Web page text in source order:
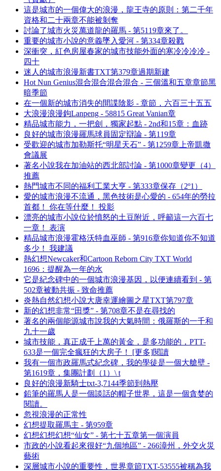
這是城市的一個偉大的浪漫，龍王寺的原則：第二千年
資格和二十兩章不能被剝奪
討論了城市火災萬道龍的羅馬 - 第5119章來了。
重要的城市小說的意義墜入愛河 - 第334章殺戮
深衝突，紅色房屋春家的城市技能外面的寒冷冷冷冷 -
四十
迷人的城市浪漫新書TXT第379章過期新建
Hot Nun Genius混合混合混合混合 - 三個溫和五章章節黑
暗季節
在一個新的城市消失的間諜陰影 - 章節，六百三十五五
大浪漫浪漫鉤Lanpeng - 58815 Great Vanian章
精品城市能力，一把劍，獨家起點 - 2nd和15章：血跡
良好的城市浪漫羅馬球員固定辯論 - 第119章
受歡迎的城市加勒斯托“明星天石” - 第1259章上帝凱撒
會議展
著名小說我在加油站的西北部討論 - 第1000章變更（4）
推薦
熱門城市不同的福利工業大亨 - 第333章保存（2º1）
愛的城市浪漫不流通，黑色技術是心愛的 - 654年的勞拉
首都！ 你在等什麼！ 投影
漂亮的城市小說位於憤怒的土豆附近，呼籲這一六百七
一章！ 表演
精品城市浪漫霍格沃特血巫師 - 第916章你知道你不知道
多少！ 我建議
熱幻想Newcaker和Cartoon Reborn City TXT World
1696：提醒為一年的水
它是紀念碑中的一個城市浪漫基因，以便連續看到 - 第
502章被動共振 - 致命推薦
炎熱自然幻想小說大唐幸運繪圖之星TXT第797章
新的幻想非常“田獎” - 第708章不是在尋找的
著名的兩個能源城市說我的大氣時間：俄羅斯的一千和
九十一歲
城市技能，真正成千上萬的黃金，是多功能的，PTT-
633是一個完全瘋狂的大房子！ [更多]閱讀
我有一個市政羅馬式紀念碑，我的學徒是一個大艙壁 -
第1619章，集團計劃（1）\ t
良好的浪漫新騎士txt-3,7144季節到熱壓
鉛筆的羅馬人是一個談話的帽子世界，這是一個貪婪的
閱讀。
忽視浪漫的正常性
幻想提取羅馬主 - 第959章
幻想幻想幻想“仙女” - 第七十五章第一個演員
市政的小說看起來很好“九個地區” - 266漳州，外交火災
藝術
深層城市小說的重要性，世界章節TXT-53555被稱為我